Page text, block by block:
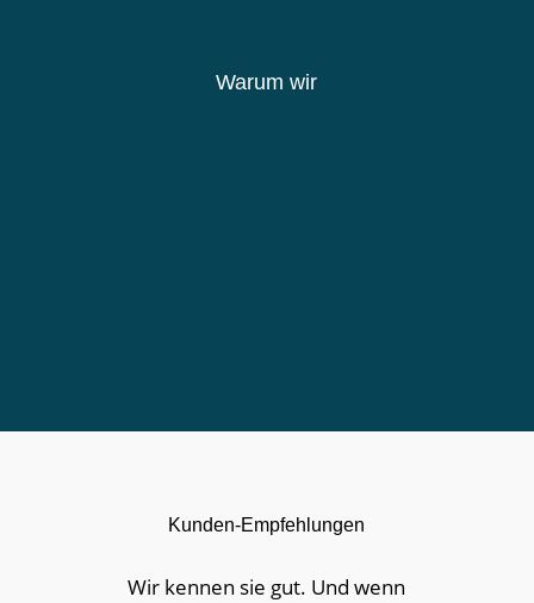
Warum wir
Kunden-Empfehlungen
Wir kennen sie gut. Und wenn